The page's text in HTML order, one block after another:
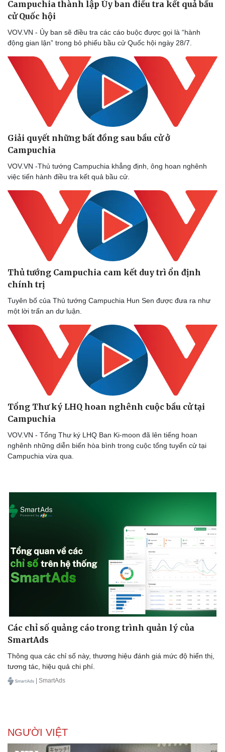
Dinh dưỡng - món ngon
Sản phụ khoa
Nhi khoa
Nam khoa
Làm đẹp - giảm cân
Phòng mạch online
Ăn sạch sống khỏe
Tình yêu - Gia đình
Văn hóa
Sân khấu - Điện ảnh
Văn học
Âm nhạc
Giải trí
Nghệ sĩ
Thời trang
Sao Việt
Campuchia thành lập Ủy ban điều tra kết quả bầu
cử Quốc hội
VOV.VN - Ủy ban sẽ điều tra các cáo buộc được gọi là “hành
động gian lận” trong bỏ phiếu bầu cử Quốc hội ngày 28/7.
Giải quyết những bất đồng sau bầu cử ở
Campuchia
VOV.VN -Thủ tướng Campuchia khẳng định, ông hoan nghênh
việc tiến hành điều tra kết quả bầu cử.
Thủ tướng Campuchia cam kết duy trì ổn định
chính trị
Tuyên bố của Thủ tướng Campuchia Hun Sen được đưa ra như
một lời trấn an dư luận.
Tổng Thư ký LHQ hoan nghênh cuộc bầu cử tại
Campuchia
VOV.VN - Tổng Thư ký LHQ Ban Ki-moon đã lên tiếng hoan
nghênh những diễn biến hòa bình trong cuộc tổng tuyển cử tại
Campuchia vừa qua.
Các chỉ số quảng cáo trong trình quản lý của
SmartAds
Thông qua các chỉ số này, thương hiệu đánh giá mức độ hiển thị,
tương tác, hiệu quả chi phí.
| SmartAds
NGƯỜI VIỆT